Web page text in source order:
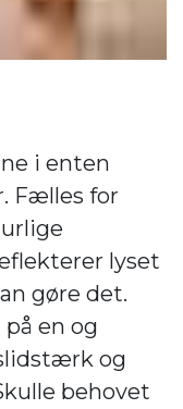
i enten
Fælles for
lyset
gøre det.
en og
og
behovet